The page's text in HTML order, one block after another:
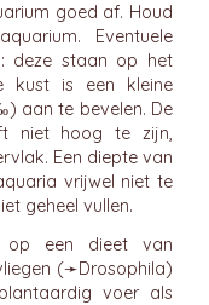
goed af. Houd
Eventuele
deze staan op het
kust is een kleine
aan te bevelen. De
niet hoog te zijn,
Een diepte van
vrijwel niet te
geheel vullen.
op een dieet van
(➛Drosophila)
voer als